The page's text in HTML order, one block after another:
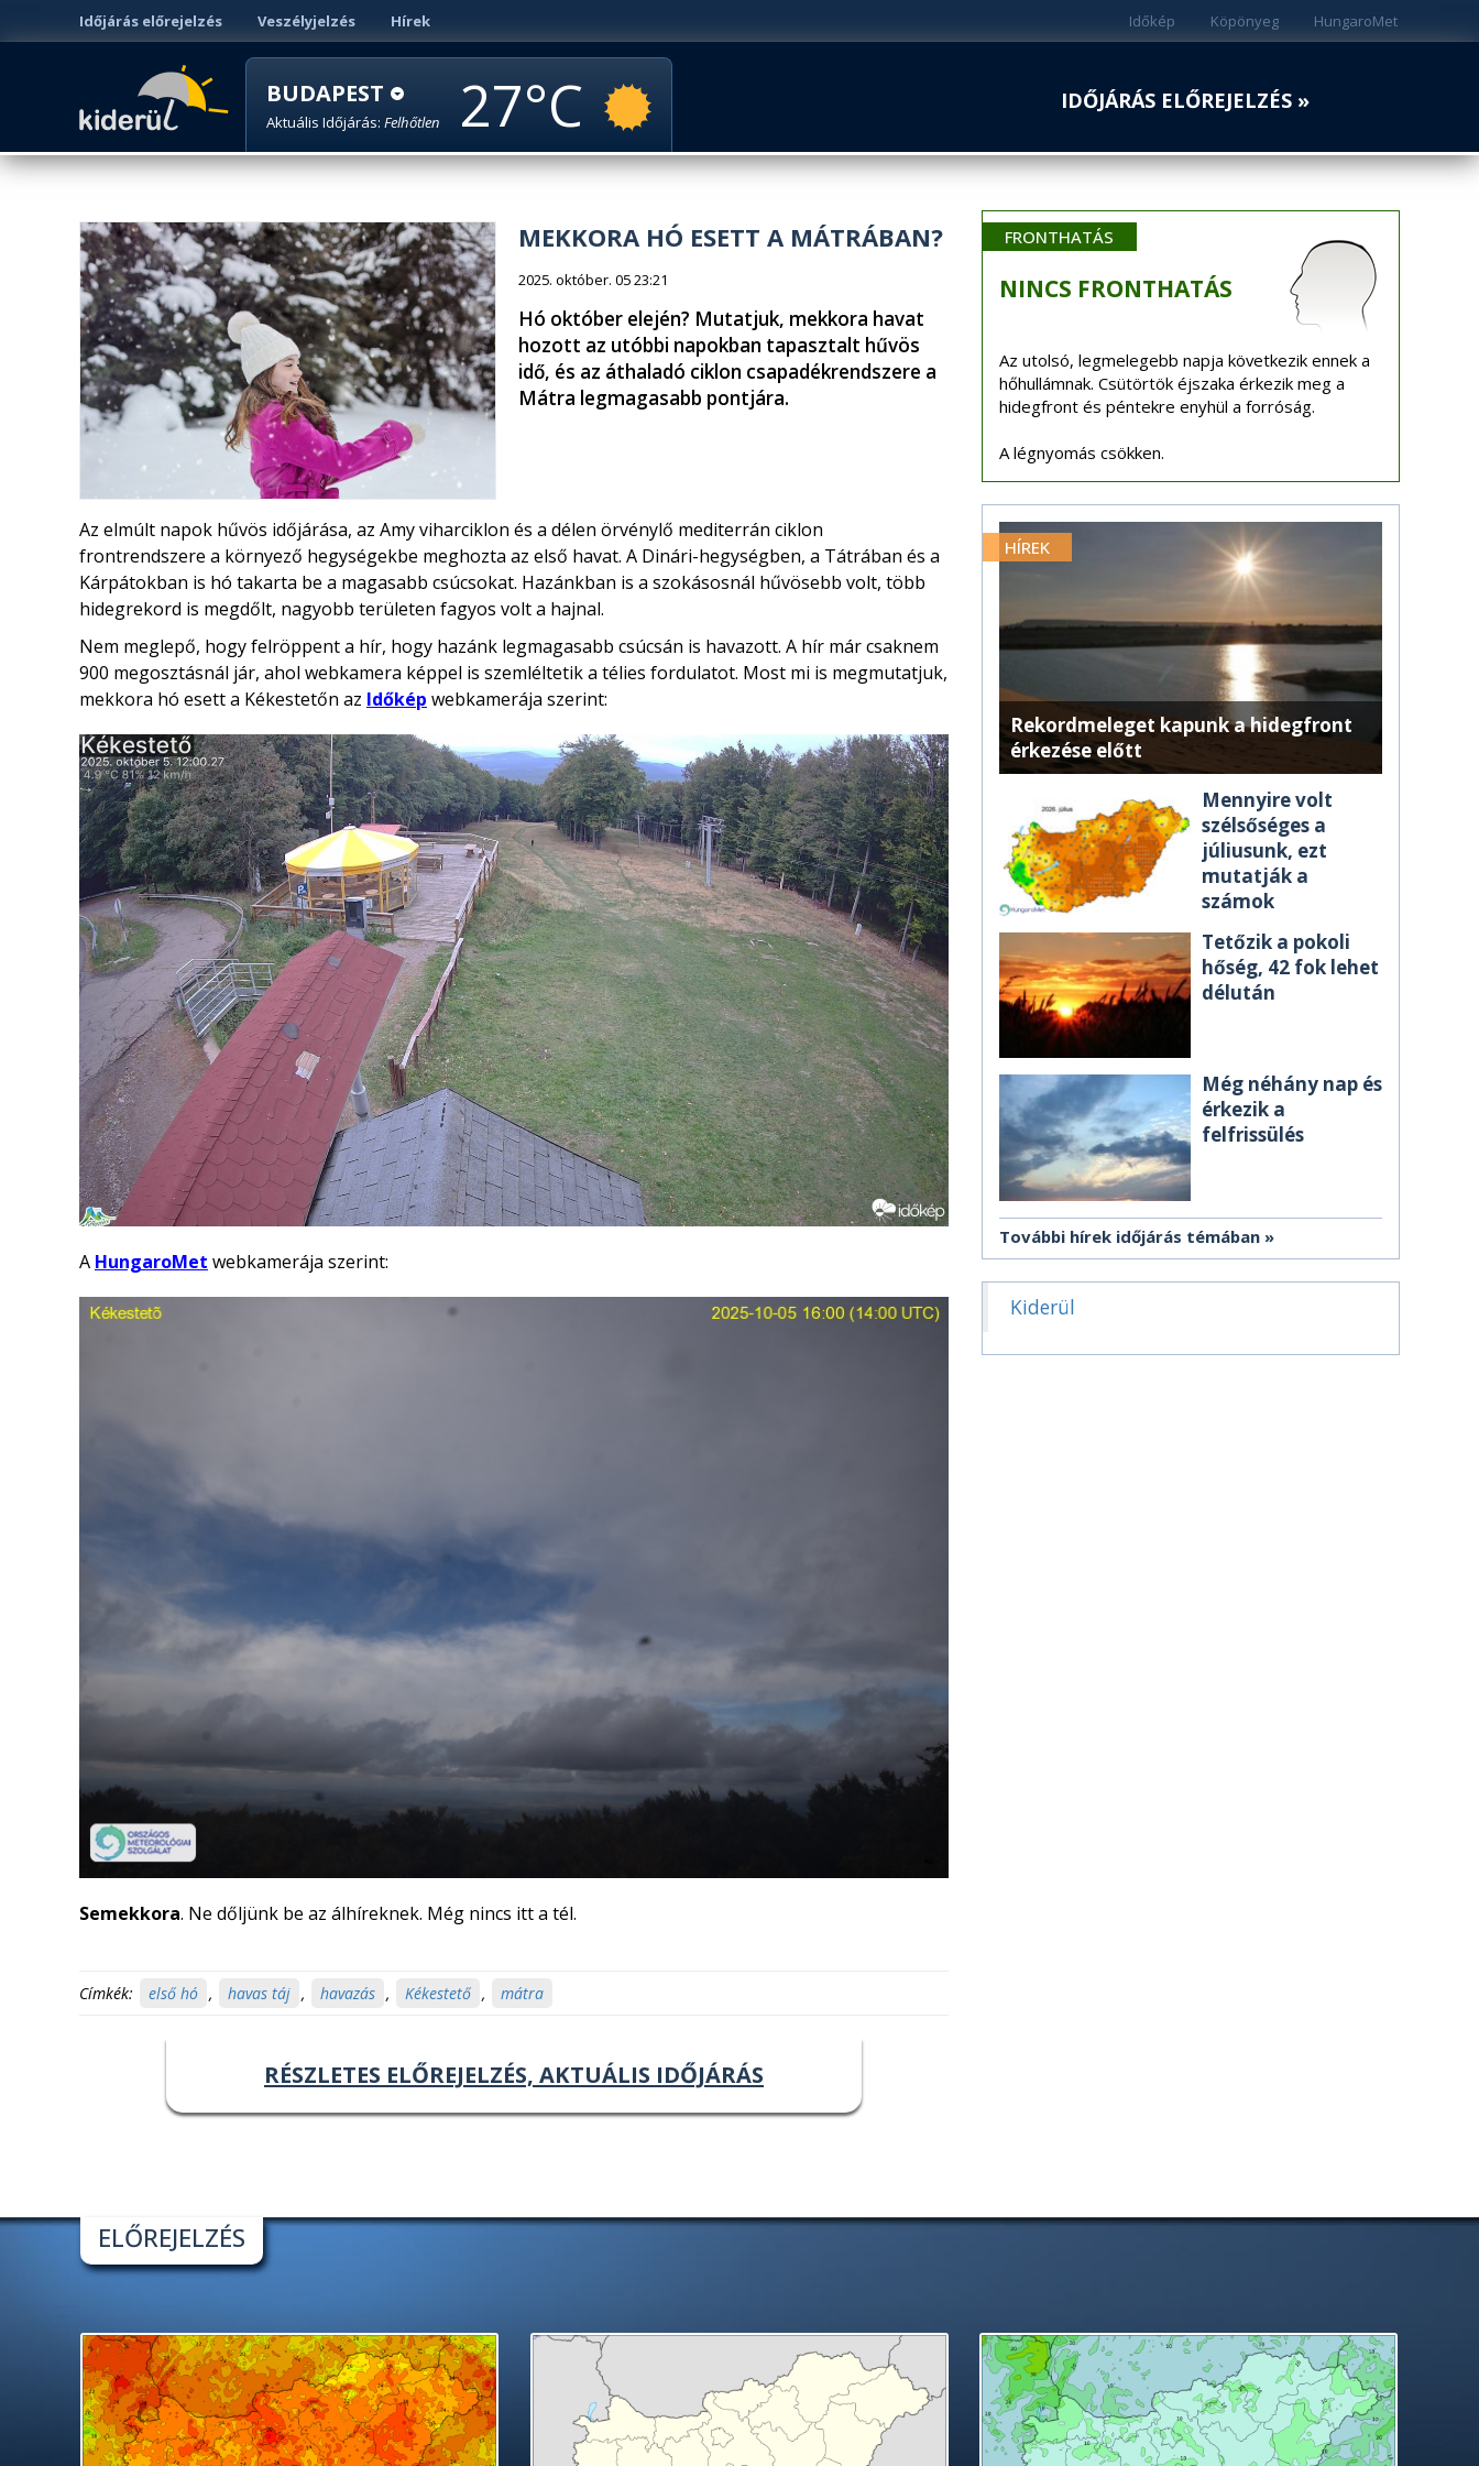
Időjárás előrejelzés Veszélyjelzés Hírek HungaroMet
Köpönyeg
Időkép
BUDAPEST
Aktuális Időjárás: Felhőtlen 27 IDŐJÁRÁS ELŐREJELZÉS »
MEKKORA HÓ ESETT A MÁTRÁBAN?
2025. október. 05 23:21
Hó október elején? Mutatjuk, mekkora havat
hozott az utóbbi napokban tapasztalt hűvös
idő, és az áthaladó ciklon csapadékrendszere a
Mátra legmagasabb pontjára.
Az elmúlt napok hűvös időjárása, az Amy viharciklon és a délen örvénylő mediterrán ciklon
frontrendszere a környező hegységekbe meghozta az első havat. A Dinári-hegységben, a Tátrában és a
Kárpátokban is hó takarta be a magasabb csúcsokat. Hazánkban is a szokásosnál hűvösebb volt, több
hidegrekord is megdőlt, nagyobb területen fagyos volt a hajnal.
Nem meglepő, hogy felröppent a hír, hogy hazánk legmagasabb csúcsán is havazott. A hír már csaknem
900 megosztásnál jár, ahol webkamera képpel is szemléltetik a télies fordulatot. Most mi is megmutatjuk,
mekkora hó esett a Kékestetőn az Időkép webkamerája szerint:
A HungaroMet webkamerája szerint:
Semekkora. Ne dőljünk be az álhíreknek. Még nincs itt a tél.
Címkék: első hó , havas táj , havazás , Kékestető , mátra
RÉSZLETES ELŐREJELZÉS, AKTUÁLIS IDŐJÁRÁS
FRONTHATÁS
NINCS FRONTHATÁS
Az utolsó, legmelegebb napja következik ennek a
hőhullámnak. Csütörtök éjszaka érkezik meg a
hidegfront és péntekre enyhül a forróság.
A légnyomás csökken.
HÍREK
Rekordmeleget kapunk a hidegfront
érkezése előtt
Mennyire volt
szélsőséges a
júliusunk, ezt
mutatják a
számok
Tetőzik a pokoli
hőség, 42 fok lehet
délután
Még néhány nap és
érkezik a
felfrissülés
További hírek időjárás témában
Kiderül
ELŐREJELZÉS